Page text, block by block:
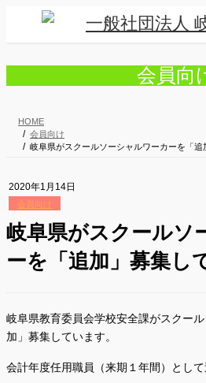
ツ
シ
会員向
HOME
会員向け
岐阜県がスクールソーシャルワーカーを「追
2020年1月14日
会員向け
岐阜県がスクールソ
ーを「追加」募集し
岐阜県教育委員会学校安全課がスクー
加」募集しています。
会計年度任用職員（来期１年間）として